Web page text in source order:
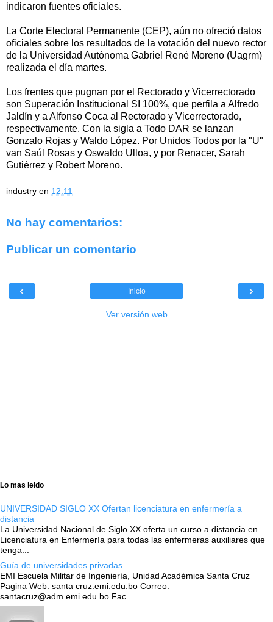
indicaron fuentes oficiales.
La Corte Electoral Permanente (CEP), aún no ofreció datos
oficiales sobre los resultados de la votación del nuevo rector
de la Universidad Autónoma Gabriel René Moreno (Uagrm)
realizada el día martes.
Los frentes que pugnan por el Rectorado y Vicerrectorado
son Superación Institucional SI 100%, que perfila a Alfredo
Jaldín y a Alfonso Coca al Rectorado y Vicerrectorado,
respectivamente. Con la sigla a Todo DAR se lanzan
Gonzalo Rojas y Waldo López. Por Unidos Todos por la "U"
van Saúl Rosas y Oswaldo Ulloa, y por Renacer, Sarah
Gutiérrez y Robert Moreno.
industry en 12:11
No hay comentarios:
Publicar un comentario
‹ ›
Inicio
Ver versión web
Lo mas leido
UNIVERSIDAD SIGLO XX Ofertan licenciatura en enfermería a
distancia
La Universidad Nacional de Siglo XX oferta un curso a distancia en
Licenciatura en Enfermería para todas las enfermeras auxiliares que
tenga...
Guía de universidades privadas
EMI Escuela Militar de Ingeniería, Unidad Académica Santa Cruz
Pagina Web: santa cruz.emi.edu.bo Correo:
santacruz@adm.emi.edu.bo Fac...